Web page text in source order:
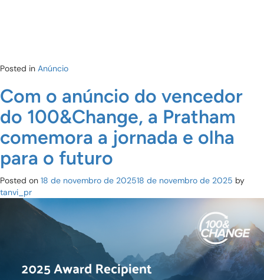
Posted in Anúncio
Com o anúncio do vencedor
do 100&Change, a Pratham
comemora a jornada e olha
para o futuro
Posted on 18 de novembro de 202518 de novembro de 2025 by
tanvi_pr